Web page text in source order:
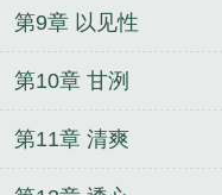
第9章 以见性
第10章 甘洌
第11章 清爽